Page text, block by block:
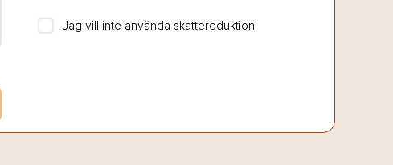
Jag vill inte använda skattereduktion